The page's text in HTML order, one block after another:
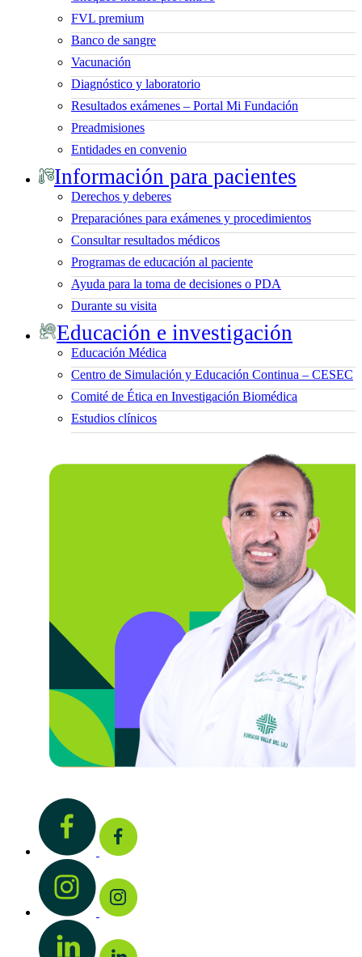
FVL premium
Banco de sangre
Vacunación
Diagnóstico y laboratorio
Resultados exámenes – Portal Mi Fundación
Preadmisiones
Entidades en convenio
Información para pacientes
Derechos y deberes
Preparaciónes para exámenes y procedimientos
Consultar resultados médicos
Programas de educación al paciente
Ayuda para la toma de decisiones o PDA
Durante su visita
Educación e investigación
Educación Médica
Centro de Simulación y Educación Continua – CESEC
Comité de Ética en Investigación Biomédica
Estudios clínicos